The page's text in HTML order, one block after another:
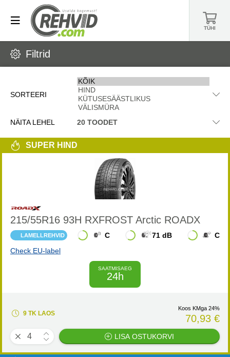
TÜHI
Filtrid
SORTEERI
NÄITA LEHEL
SUPER HIND
215/55R16 93H RXFROST Arctic ROADX
LAMELLREHVID C 71 dB
C
Check EU-label
SAATMISAEG
24h
9 TK LAOS
Koos KMga 24%
70,93 €
LISA OSTUKORVI